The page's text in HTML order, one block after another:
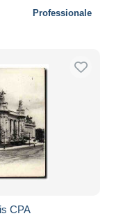
Professionale
CPA